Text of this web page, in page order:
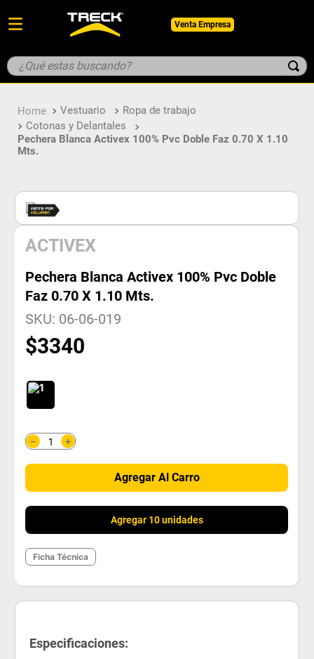
Venta Empresa
¿Qué estas buscando?
Vestuario
Ropa de trabajo
Cotonas y Delantales
Pechera Blanca Activex 100% Pvc Doble Faz 0.70 X 1.10
Mts.
ACTIVEX
Pechera Blanca Activex 100% Pvc Doble
Faz 0.70 X 1.10 Mts.
SKU: 06-06-019
$3340
＋
－
Agregar Al Carro
Agregar 10 unidades
Ficha Técnica
Especificaciones:
1. botin
2 . pantalon